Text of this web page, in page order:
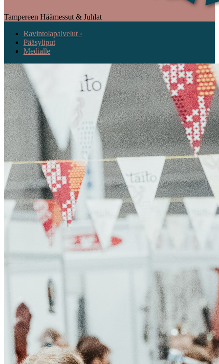
Tampereen Häämessut & Juhlat
Ravintolapalvelut ›
Pääsyliput
Medialle